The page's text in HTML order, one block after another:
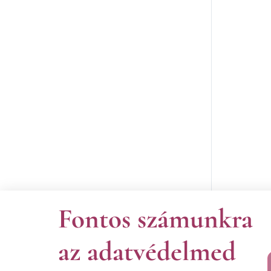
Fontos számunkra
az adatvédelmed